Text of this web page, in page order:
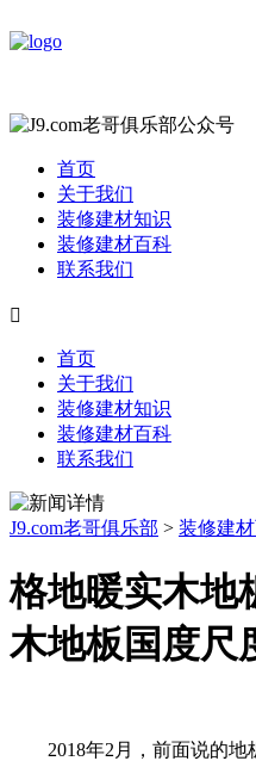
首页
关于我们
装修建材知识
装修建材百科
联系我们

首页
关于我们
装修建材知识
装修建材百科
联系我们
J9.com老哥俱乐部 > 装修建
格地暖实木地
木地板国度尺
2018年2月，前面说的地